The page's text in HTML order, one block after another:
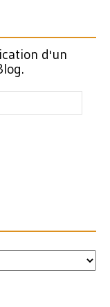
d'un